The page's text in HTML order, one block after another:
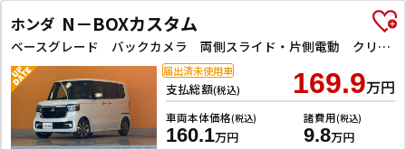
ホンダ N－BOXカスタム
ベースグレード バックカメラ 両側スライド・片側電動 クリアランスソナー オートクルーズコントロール レーンアシスト 衝突被害軽減システム オートライト LEDヘッドランプ スマートキー アイドリングストップ
支払総額(税込) 169.9万円
車両本体価格(税込)
160.1万円
諸費用(税込)
9.8万円
届出済未使用車